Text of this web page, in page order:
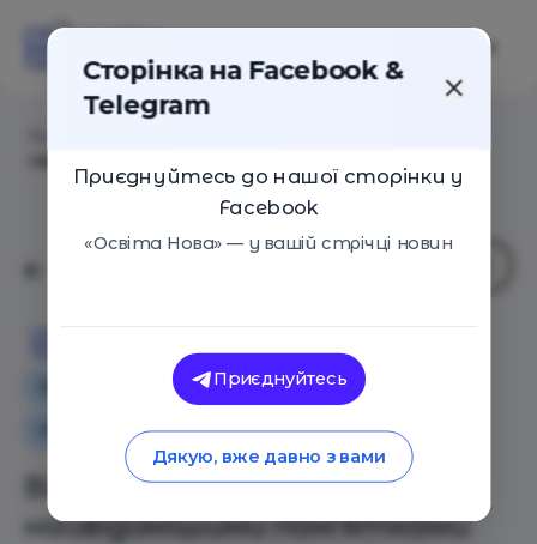
Оглядові статті
Сім'я
Навчальні матеріали
Віртуальні тури
найвідомішими пам’ятками
Сторінка на Facebook &
Telegram
Приєднуйтесь до нашої сторінки у
Facebook
«Освіта Нова» — у вашій стрічці новин
Приєднуйтесь
Дякую, вже давно з вами